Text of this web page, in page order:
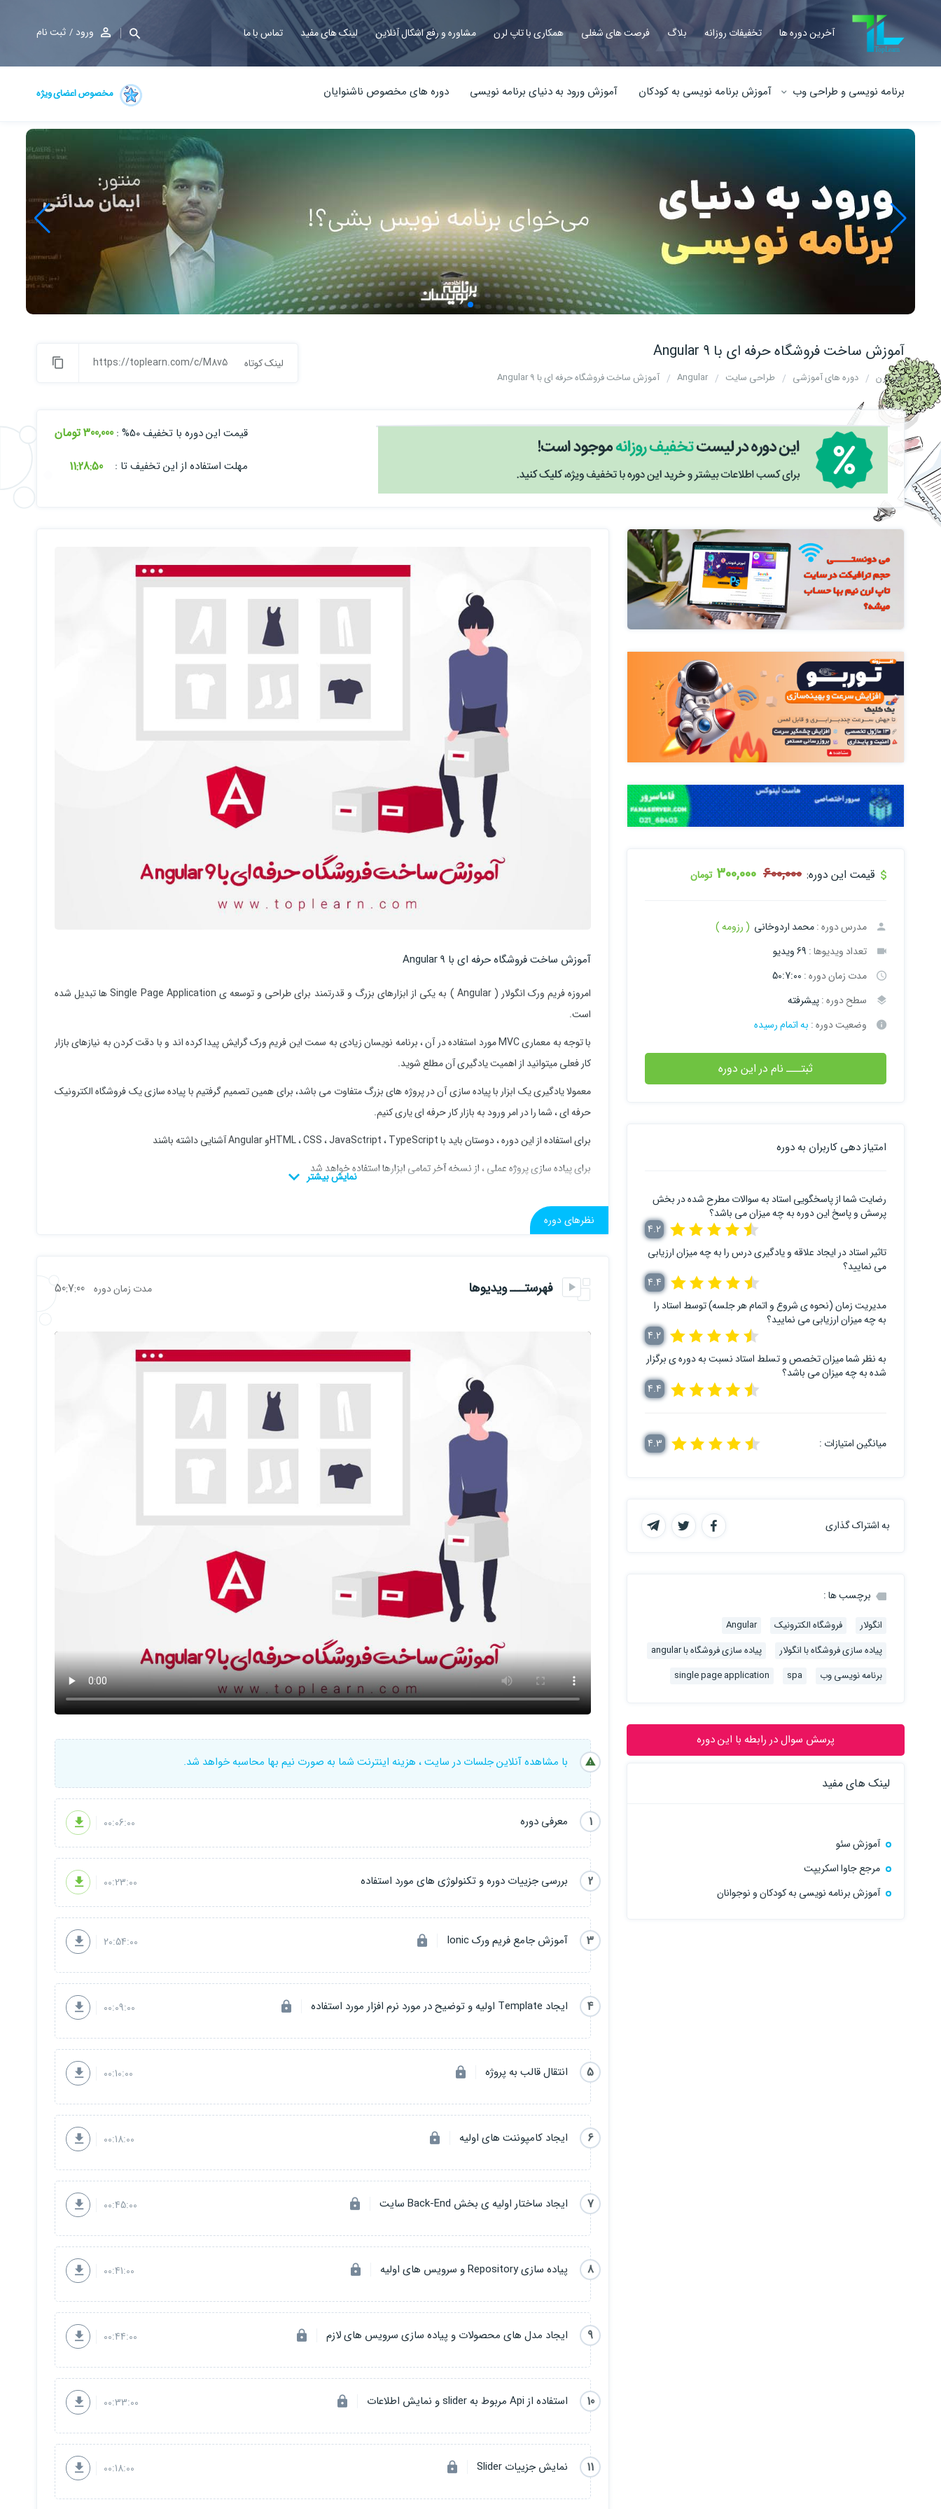
آخرین دوره ها تخفیفات روزانه بلاگ فرصت های شغلی همکاری با تاپ لرن مشاوره و رفع اشکال آنلاین لینک های مفید تماس با ما ورود ثبت نام
برنامه نویسی و طراحی وب آموزش برنامه نویسی به کودکان آموزش ورود به دنیای برنامه نویسی دوره های مخصوص ناشنوایان مخصوص اعضای ویژه
آموزش ساخت فروشگاه حرفه ای با Angular 9
تاپ لرن دوره های آموزشی طراحی سایت Angular آموزش ساخت فروشگاه حرفه ای با Angular 9
لینک کوتاه https://toplearn.com/c/M8v5
قیمت این دوره با تخفیف 50% : 300,000 تومان
مهلت استفاده از این تخفیف تا : 11:28:48
آموزش ساخت فروشگاه حرفه ای با Angular 9
امروزه فریم ورک انگولار ( Angular ) به یکی از ابزارهای بزرگ و قدرتمند برای طراحی و توسعه ی Single Page Application ها تبدیل شده
است.
با توجه به معماری MVC مورد استفاده در آن ، برنامه نویسان زیادی به سمت این فریم ورک گرایش پیدا کرده اند و با دقت کردن به نیازهای بازار
کار فعلی میتوانید از اهمیت یادگیری آن مطلع شوید.
معمولا یادگیری یک ابزار با پیاده سازی آن در پروژه های بزرگ متفاوت می باشد، برای همین تصمیم گرفتیم با پیاده سازی یک فروشگاه الکترونیک
حرفه ای ، شما را در امر ورود به بازار کار حرفه ای یاری کنیم.
برای استفاده از این دوره ، دوستان باید با HTML ، CSS ، JavaSctript ، TypeScriptو Angular آشنایی داشته باشند
برای پیاده سازی پروژه عملی ، از نسخه آخر تمامی ابزارها استفاده خواهد شد
پیشنیاز دوره :
آموزش Angular از مبتدی تا پیشرفته نظرهای دوره
فهرستـــ ویدیوها مدت زمان دوره 50:7:00
با مشاهده آنلاین جلسات در سایت ، هزینه اینترنت شما به صورت نیم بها محاسبه خواهد شد.
1 معرفی دوره 00:06:00
2 بررسی جزییات دوره و تکنولوژی های مورد استفاده 00:23:00
3 آموزش جامع فریم ورک Ionic 20:54:00
4 ایجاد Template اولیه و توضیح در مورد نرم افزار مورد استفاده 00:09:00
5 انتقال قالب به پروژه 00:10:00
6 ایجاد کامپوننت های اولیه 00:18:00
7 ایجاد ساختار اولیه ی بخش Back-End سایت 00:45:00
8 پیاده سازی Repository و سرویس های اولیه 00:41:00
9 ایجاد مدل های محصولات و پیاده سازی سرویس های لازم 00:44:00
10 استفاده از Api مربوط به slider و نمایش اطلاعات 00:33:00
11 نمایش جزییات Slider 00:18:00
قیمت این دوره: 600,000
300,000 تومان
مدرس دوره :محمد اردوخانی ( رزومه )
تعداد ویدیوها : 69 ویدیو
مدت زمان دوره : 50:7:00
سطح دوره :پیشرفته
وضعیت دوره : به اتمام رسیده
ثبتـــ نام در این دوره
امتیاز دهی کاربران به دوره
رضایت شما از پاسخگویی استاد به سوالات مطرح شده در بخش
پرسش و پاسخ این دوره به چه میزان می باشد؟
4.2
تاثیر استاد در ایجاد علاقه و یادگیری درس را به چه میزان ارزیابی
می نمایید؟
4.4
مدیریت زمان (نحوه ی شروع و اتمام هر جلسه) توسط استاد را
به چه میزان ارزیابی می نمایید؟
4.2
به نظر شما میزان تخصص و تسلط استاد نسبت به دوره ی برگزار
شده به چه میزان می باشد؟
4.4
میانگین امتیازات : 4.3
به اشتراک گذاری
برچسب ها :
انگولار فروشگاه الکترونیک
Angular
پیاده سازی فروشگاه با انگولار
پیاده سازی فروشگاه با angular
برنامه نویسی وب
spa
single page application
پرسش سوال در رابطه با این دوره
لینک های مفید
آموزش سئو
مرجع جاوا اسکریپت
آموزش برنامه نویسی به کودکان و نوجوانان